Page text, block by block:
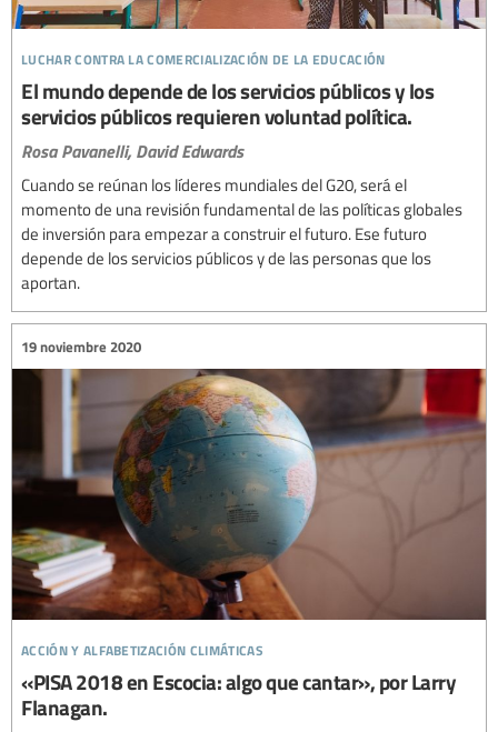
luchar contra la comercialización de la educación
El mundo depende de los servicios públicos y los
servicios públicos requieren voluntad política.
Rosa Pavanelli, David Edwards
Cuando se reúnan los líderes mundiales del G20, será el
momento de una revisión fundamental de las políticas globales
de inversión para empezar a construir el futuro. Ese futuro
depende de los servicios públicos y de las personas que los
aportan.
acción y alfabetización climáticas
19 noviembre 2020
«PISA 2018 en Escocia: algo que cantar», por Larry
Flanagan.